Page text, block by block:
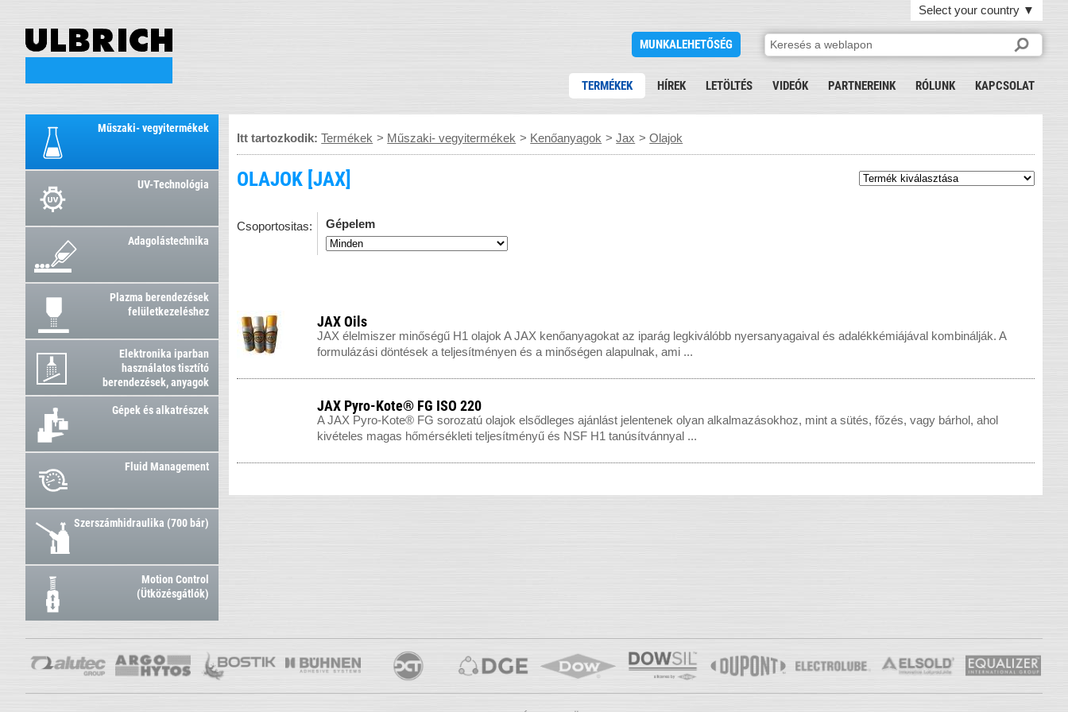
Select your country ▼
MUNKALEHETŐSÉG
TERMÉKEK HÍREK LETÖLTÉS VIDEÓK PARTNEREINK RÓLUNK KAPCSOLAT
Műszaki- vegyitermékek
UV-Technológia
Adagolástechnika
Plazma berendezések
felületkezeléshez
Elektronika iparban
használatos tisztító
berendezések, anyagok
Gépek és alkatrészek
Fluid Management
Szerszámhidraulika (700 bár)
Motion Control
(Ütközésgátlók)
Itt tartozkodik:Termékek > Műszaki- vegyitermékek > Kenőanyagok >Jax >Olajok
OLAJOK [JAX]
Csoportositas: Gépelem
JAX Oils
JAX élelmiszer minőségű H1 olajok A JAX kenőanyagokat az iparág legkiválóbb nyersanyagaival és adalékkémiájával kombinálják. A
formulázási döntések a teljesítményen és a minőségen alapulnak, ami ...
JAX Pyro-Kote® FG ISO 220
A JAX Pyro-Kote® FG sorozatú olajok elsődleges ajánlást jelentenek olyan alkalmazásokhoz, mint a sütés, főzés, vagy bárhol, ahol
kivételes magas hőmérsékleti teljesítményű és NSF H1 tanúsítvánnyal ...